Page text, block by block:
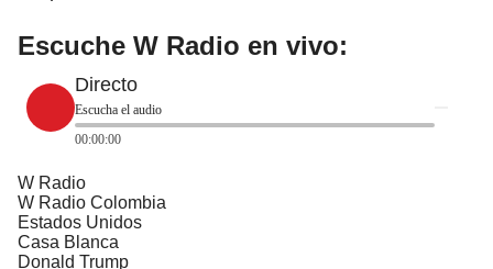
Escuche W Radio en vivo:
Directo
Escucha el audio
00:00:00
W Radio
W Radio Colombia
Estados Unidos
Casa Blanca
Donald Trump